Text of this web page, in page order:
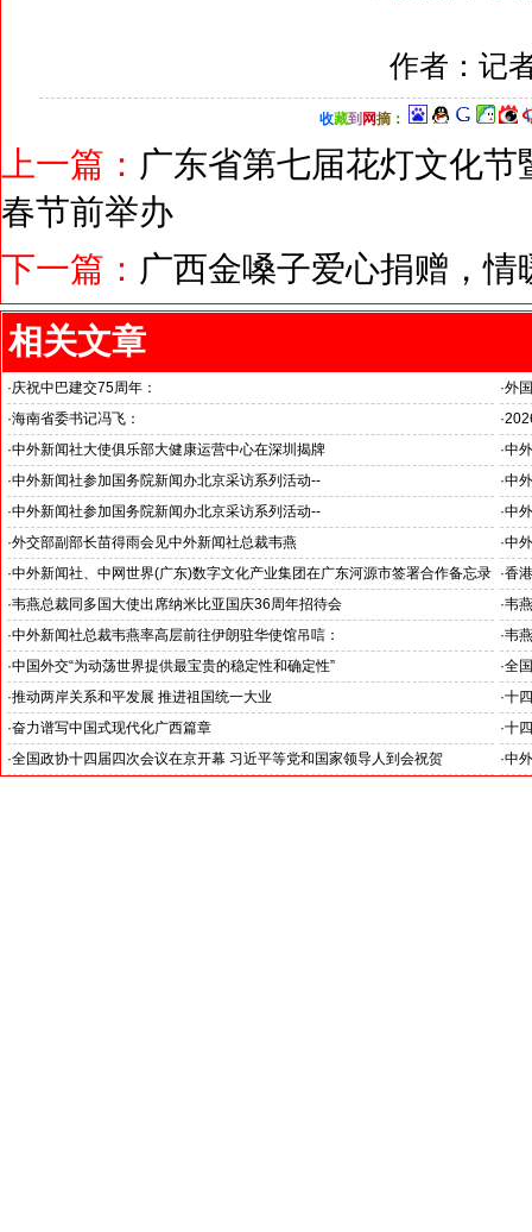
作者：记
收藏到 网摘：
上一篇： 广东省第七届花灯文化
春节前举办
下一篇： 广西金嗓子爱心捐赠，
相关文章
·庆祝中巴建交75周年：
韦燕总裁同多国大使出席巴基斯坦驻华大使馆举办“芒果节”
·外
·海南省委书记冯飞：
海南自贸港封关半年开启中国对外开放新篇章
·
国
·中外新闻社大使俱乐部大健康运营中心在深圳揭牌 ·中
推
·中外新闻社参加国务院新闻办北京采访系列活动--
“科技创新和产业创新”中外记者见面会
·中
见
·中外新闻社参加国务院新闻办北京采访系列活动--
小米汽车超越国际品牌
·中
北
·外交部副部长苗得雨会见中外新闻社总裁韦燕 ·中
证
·中外新闻社、中网世界(广东)数字文化产业集团在广东河源市签署合作备忘录 ·香
·韦燕总裁同多国大使出席纳米比亚国庆36周年招待会 ·韦
·中外新闻社总裁韦燕率高层前往伊朗驻华使馆吊唁：
对哈梅内伊最高领袖遇难表示沉痛哀悼
·韦
·中国外交“为动荡世界提供最宝贵的稳定性和确定性”
王毅外长记者会勾勒出中国与世界互动新方位
·全
·推动两岸关系和平发展 推进祖国统一大业
聚焦十四届全国人大四次会议台湾代表团
·十
锚
·奋力谱写中国式现代化广西篇章
--中外新闻社2026全国两会报道之三
·十
--中
·全国政协十四届四次会议在京开幕 习近平等党和国家领导人到会祝贺
·中